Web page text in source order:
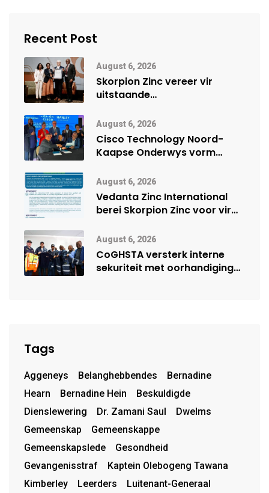
Recent Post
August 6, 2026
Skorpion Zinc vereer vir
uitstaande
Namibië Mynbou Ekspo
August 6, 2026
Cisco Technology Noord-
Kaapse Onderwys vorm
vennootskap
August 6, 2026
Vedanta Zinc International
berei Skorpion Zinc voor vir
August 6, 2026
CoGHSTA versterk interne
sekuriteit met oorhandiging
Tags
Aggeneys Belanghebbendes
Bernadine
Hearn
Bernadine Hein
Beskuldigde
Dienslewering
Dr. Zamani Saul
Dwelms
Gemeenskap
Gemeenskappe
Gemeenskapslede
Gesondheid
Gevangenisstraf
Kaptein Olebogeng Tawana
Kimberley
Leerders
Luitenant-Generaal